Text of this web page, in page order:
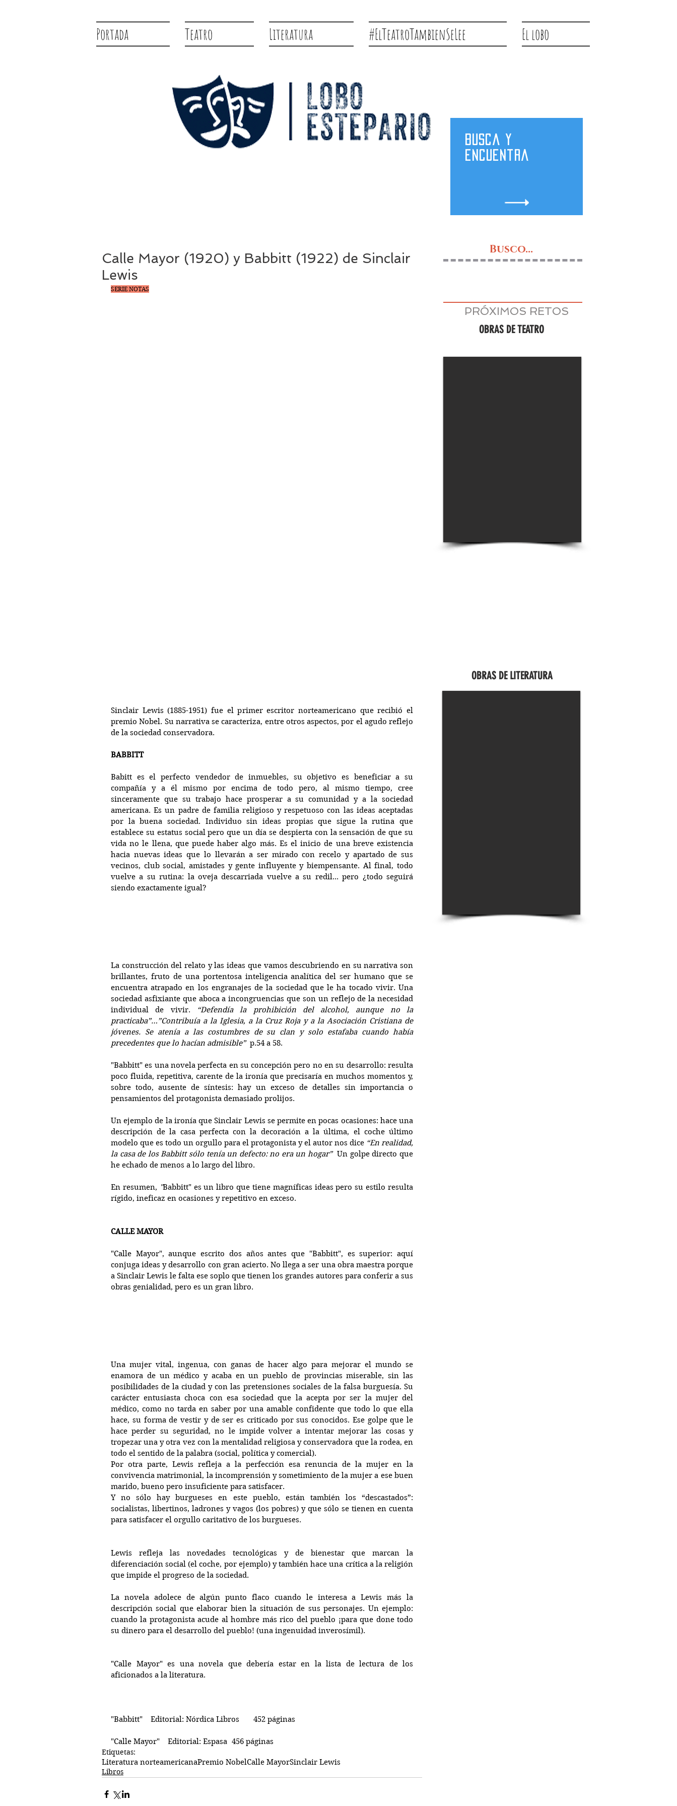
Portada Teatro Literatura #ElTeatroTambienSeLee El lobo
Busca y
encuentra
Calle Mayor (1920) y Babbitt (1922) de Sinclair
Lewis
SERIE NOTAS
Sinclair Lewis (1885-1951) fue el primer escritor norteamericano que recibió el
premio Nobel. Su narrativa se caracteriza, entre otros aspectos, por el agudo reflejo
de la sociedad conservadora.
BABBITT
Babitt es el perfecto vendedor de inmuebles, su objetivo es beneficiar a su
compañía y a él mismo por encima de todo pero, al mismo tiempo, cree
sinceramente que su trabajo hace prosperar a su comunidad y a la sociedad
americana. Es un padre de familia religioso y respetuoso con las ideas aceptadas
por la buena sociedad. Individuo sin ideas propias que sigue la rutina que
establece su estatus social pero que un día se despierta con la sensación de que su
vida no le llena, que puede haber algo más. Es el inicio de una breve existencia
hacia nuevas ideas que lo llevarán a ser mirado con recelo y apartado de sus
vecinos, club social, amistades y gente influyente y biempensante. Al final, todo
vuelve a su rutina: la oveja descarriada vuelve a su redil... pero ¿todo seguirá
siendo exactamente igual?
La construcción del relato y las ideas que vamos descubriendo en su narrativa son
brillantes, fruto de una portentosa inteligencia analítica del ser humano que se
encuentra atrapado en los engranajes de la sociedad que le ha tocado vivir. Una
sociedad asfixiante que aboca a incongruencias que son un reflejo de la necesidad
individual de vivir.
“Defendía la prohibición del alcohol, aunque no la
practicaba”…”Contribuía a la Iglesia, a la Cruz Roja y a la Asociación Cristiana de
jóvenes. Se atenía a las costumbres de su clan y solo estafaba cuando había
precedentes que lo hacían admisible”
  p.54 a 58.
"Babbitt" es una novela perfecta en su concepción pero no en su desarrollo: resulta
poco fluida, repetitiva, carente de la ironía que precisaría en muchos momentos y,
sobre todo, ausente de síntesis: hay un exceso de detalles sin importancia o
pensamientos del protagonista demasiado prolijos.
Un ejemplo de la ironía que Sinclair Lewis se permite en pocas ocasiones: hace una
descripción de la casa perfecta con la decoración a la última, el coche último
modelo que es todo un orgullo para el protagonista y el autor nos dice “En realidad,
la casa de los Babbitt sólo tenía un defecto: no era un hogar”
  Un golpe directo que
he echado de menos a lo largo del libro.
En resumen, "Babbitt" es un libro que tiene magníficas ideas pero su estilo resulta
rígido, ineficaz en ocasiones y repetitivo en exceso.
CALLE MAYOR
"Calle Mayor", aunque escrito dos años antes que "Babbitt", es superior: aquí
conjuga ideas y desarrollo con gran acierto. No llega a ser una obra maestra porque
a Sinclair Lewis le falta ese soplo que tienen los grandes autores para conferir a sus
obras genialidad, pero es un gran libro.
Una mujer vital, ingenua, con ganas de hacer algo para mejorar el mundo se
enamora de un médico y acaba en un pueblo de provincias miserable, sin las
posibilidades de la ciudad y con las pretensiones sociales de la falsa burguesía. Su
carácter entusiasta choca con esa sociedad que la acepta por ser la mujer del
médico, como no tarda en saber por una amable confidente que todo lo que ella
hace, su forma de vestir y de ser es criticado por sus conocidos. Ese golpe que le
hace perder su seguridad, no le impide volver a intentar mejorar las cosas y
tropezar una y otra vez con la mentalidad religiosa y conservadora que la rodea, en
todo el sentido de la palabra (social, política y comercial).
Por otra parte, Lewis refleja a la perfección esa renuncia de la mujer en la
convivencia matrimonial, la incomprensión y sometimiento de la mujer a ese buen
marido, bueno pero insuficiente para satisfacer.
Y no sólo hay burgueses en este pueblo, están también los “descastados”:
socialistas, libertinos, ladrones y vagos (los pobres) y que sólo se tienen en cuenta
para satisfacer el orgullo caritativo de los burgueses.
Lewis refleja las novedades tecnológicas y de bienestar que marcan la
diferenciación social (el coche, por ejemplo) y también hace una crítica a la religión
que impide el progreso de la sociedad.
La novela adolece de algún punto flaco cuando le interesa a Lewis más la
descripción social que elaborar bien la situación de sus personajes. Un ejemplo:
cuando la protagonista acude al hombre más rico del pueblo ¡para que done todo
su dinero para el desarrollo del pueblo! (una ingenuidad inverosímil).
"Calle Mayor" es una novela que debería estar en la lista de lectura de los
aficionados a la literatura.
"Babbitt"    Editorial: Nórdica Libros       452 páginas
"Calle Mayor"    Editorial: Espasa	456 páginas
Etiquetas:
Literatura norteamericanaPremio NobelCalle MayorSinclair Lewis
Libros
Busco...
PRÓXIMOS RETOS
OBRAS DE TEATRO
OBRAS DE LITERATURA